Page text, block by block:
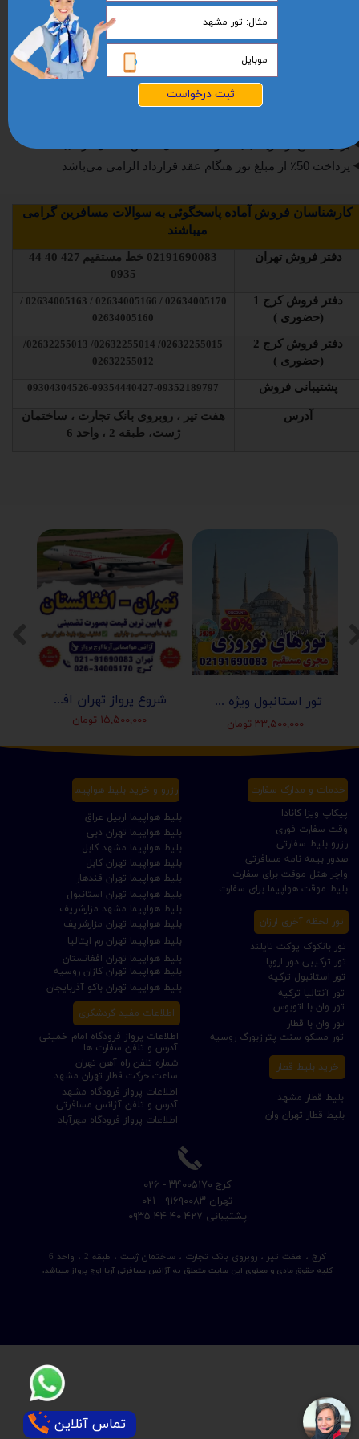
مورد نیاز
یا عکسصفحه اول پاسپورت با حداقل 7 ماه اعتبار
)
تکمیلی
برای اطلاع از هزینه بلیط کودک 2 سال تماس حاصل فرمایید
پرداخت 50٪ از مبلغ تور هنگام عقد قرارداد الزامی می‌باشد
کارشناسان فروش آماده پاسخگوئی به سوالات مسافرین گرامی
میباشند
دفتر فروش تهران 02191690083 خط مستقیم
427 40 44
0935
دفتر فروش کرج 1
(حضوری )
02634005170 / 02634005166 / 02634005163 /
02634005160
دفتر فروش کرج 2
(حضوری )
02632255015/ 02632255014/ 02632255013/
02632255012
پشتیبانی فروش 09304304526-09354440427-09352189797
آدرس
هفت تیر ، روبروی بانک تجارت ، ساختمان
ژست، طبقه 2 ، واحد 6
شروع پرواز تهران افغانستان (کابل-مزارشریف-هرات-قندهار)
۱۵,۵۰۰,۰۰۰ تومان
تور استانبول ویژه عید نوروز 1405 | مجری مستقیم ✈️
۳۳,۵۰۰,۰۰۰ تومان
کلیه حقوق مادی و معنوی این سایت متعلق به آژانس مسافرتی آریا اوج پرواز میباشد.
​تهران ۹۱۶۹۰۰۸۳ - ۰۲۱
کرج ، هفت تیر ، روبروی بانک تجارت ، ساختمان ژست ، طبقه 2 ، واحد 6
تماس آنلاین
​کرج ۳۴۰۰۵۱۷۰ - ۰۲۶
​پشتیبانی ۴۲۷ ۴۰ ۴۴ ۰۹۳۵
تور ترکیبی دور اروپا
رزرو بلیط سفارتی
پیکاپ ویزا کانادا
بلیط هواپیما تهران کابل
بلیط هواپیما تهران مزارشریف
بلیط هواپیما مشهد کابل
بلیط هواپیما تهران قندهار
بلیط هواپیما تهران افغانستان
بلیط هواپیما مشهد مزارشریف
بلیط قطار تهران وان
بلیط قطار مشهد
بلیط موقت هواپیما برای سفارت
واچر هتل موقت برای سفارت
بلیط هواپیما تهران رم ایتالیا
اطلاعات پرواز فرودگاه امام خمینی
بلیط هواپیما تهران دبی
بلیط هواپیما تهران باکو آذربایجان
بلیط هواپیما تهران استانبول
بلیط هواپیما تهران کازان روسیه
بلیط هواپیما اربیل عراق
صدور بیمه نامه مسافرتی
تور آنتالیا ترکیه
تور استانبول ترکیه
تور مسکو سنت پترزبورگ روسیه
تور وان با قطار
تور بانکوک پوکت تایلند
تور وان با اتوبوس
ساعت حرکت قطار تهران مشهد
خرید بلیط قطار
خدمات و مدارک سفارت رزرو و خرید بلیط هواپیما
تور لحظه آخری ارزان
شماره تلفن راه آهن تهران
وقت سفارت فوری
اطلاعات پرواز فرودگاه مهرآباد
اطلاعات پرواز فرودگاه مشهد
آدرس و تلفن سفارت ها
آدرس و تلفن آژانس مسافرتی
اطلاعات مفید گردشگری
ثبت درخواست